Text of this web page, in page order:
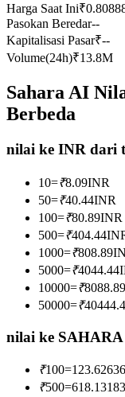
Copy Trading
Bergabunglah
Menjadi
Nikmati
Informasi
Harga Saat Ini₹
Pasokan Beredar--
Kapitalisasi Pasar₹--
Volume(24h)₹13.8M
Sahara AI
Berbeda
nilai ke INR dari
10=₹8.09INR
50=₹40.44INR
100=₹80.89INR
500=₹404.44
1000=₹808.89
5000=₹4044.44
10000=₹8088.89
50000=₹
nilai ke
₹100=123.62636
₹500=618.13183